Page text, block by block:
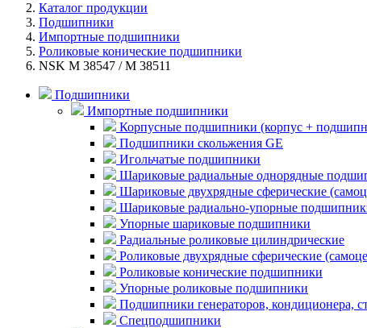
Каталог продукции
Подшипники
Импортные подшипники
Роликовые конические подшипники
NSK M 38547 / M 38511
Подшипники
Импортные подшипники
Корпусные подшипники (корпус +
Подшипники скольжения GE
Игольчатые подшипники
Шариковые радиальные однорядные
Шариковые двухрядные сферические
Шариковые радиально-упорные
Упорные шариковые подшипники
Радиальные роликовые цилиндрические
Роликовые двухрядные сферические
Роликовые конические подшипники
Упорные роликовые подшипники
Подшипники генераторов, кондиционера,
Спецподшипники